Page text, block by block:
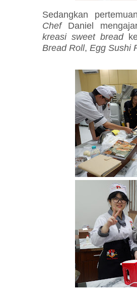
Sedangkan
ChefDaniel
kreasi sweet bread
Bread Roll, Egg Sushi